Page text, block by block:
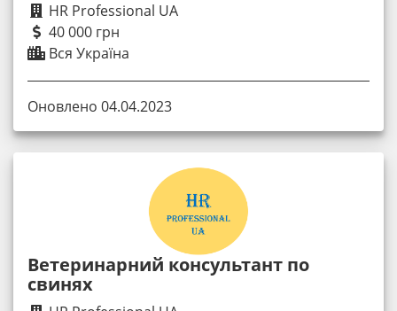
HR Professional UA
40 000 грн
Вся Україна
Оновлено 04.04.2023
Ветеринарний консультант по
свинях